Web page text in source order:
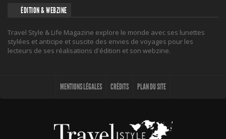
ÉDITION & WEBZINE
Travel Style & Life Magazine explore le monde avec ses lunettes
stylées et anticipe et suscite des envies de voyages pour les
lecteurs de ses réalisations d'édition et son webzine.
MENTIONS LÉGALES CRÉDITS PLAN DU SITE